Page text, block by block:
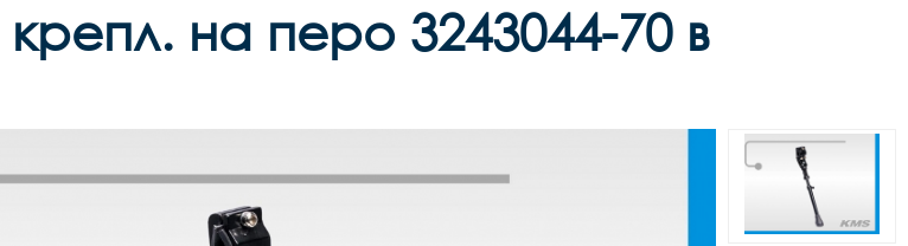
на перо 3243044-70 в